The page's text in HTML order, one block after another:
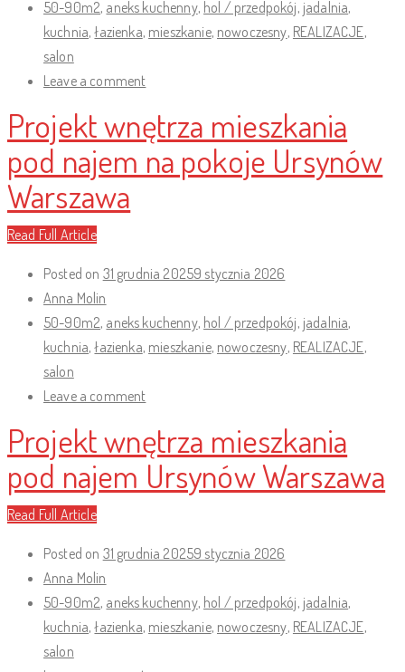
50-90m2, aneks kuchenny, hol / przedpokój, jadalnia,
kuchnia,łazienka, mieszkanie, nowoczesny, REALIZACJE,
salon
Leave a comment
Projekt wnętrza mieszkania
pod najem na pokoje Ursynów
Warszawa
Read Full Article
Posted on 31 grudnia 20259 stycznia 2026
Anna Molin
50-90m2, aneks kuchenny, hol / przedpokój, jadalnia,
kuchnia,łazienka, mieszkanie, nowoczesny, REALIZACJE,
salon
Leave a comment
Projekt wnętrza mieszkania
pod najem Ursynów Warszawa
Read Full Article
Posted on 31 grudnia 20259 stycznia 2026
Anna Molin
50-90m2, aneks kuchenny, hol / przedpokój, jadalnia,
kuchnia,łazienka, mieszkanie, nowoczesny, REALIZACJE,
salon